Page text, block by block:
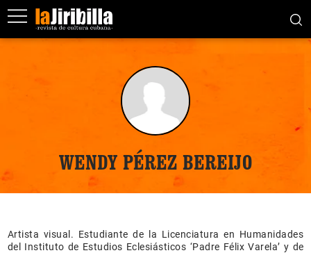
WENDY PÉREZ BEREIJO
Artista visual. Estudiante de la Licenciatura en Humanidades
del Instituto de Estudios Eclesiásticos ‘Padre Félix Varela’ y de